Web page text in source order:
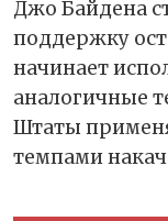
Джо Байдена
поддержку
начинает
аналогичные
Штаты
темпами